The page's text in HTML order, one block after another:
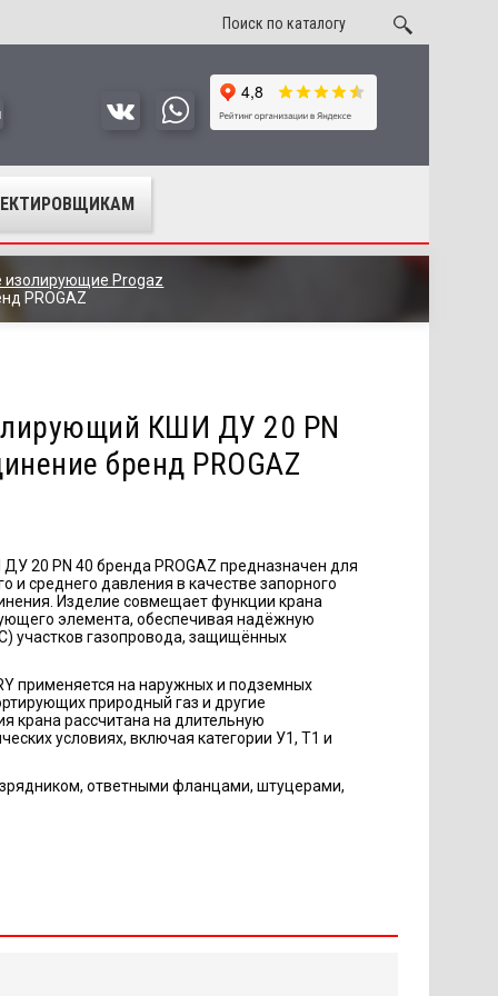
Progaz
PROGAZ
КШИ ДУ 20 PN
бренд PROGAZ
20 PN 40 бренда PROGAZ предназначен для
и среднего давления в качестве запорного
Изделие совмещает функции крана
элемента, обеспечивая надёжную
участков газопровода, защищённых
применяется на наружных и подземных
природный газ и другие
крана рассчитана на длительную
условиях, включая категории У1, Т1 и
ответными фланцами, штуцерами,